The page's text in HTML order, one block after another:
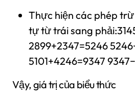
Thực hiện các phép
tự từ trái sang
2899+2347=5246
5101+4246=9347
Vậy, giá trị của biểu thức